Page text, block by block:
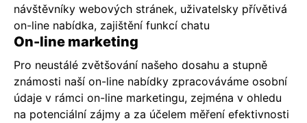
návštěvníky webových stránek, uživatelsky přívětivá
on-line nabídka, zajištění funkcí chatu
On-line marketing
Pro neustálé zvětšování našeho dosahu a stupně
známosti naší on-line nabídky zpracováváme osobní
údaje v rámci on-line marketingu, zejména v ohledu
na potenciální zájmy a za účelem měření efektivnosti